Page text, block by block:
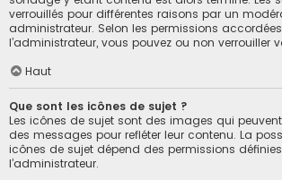
verrouillés pour différentes raisons par un
administrateur. Selon les permissions
l’administrateur, vous pouvez ou non verrouiller
Haut
Que sont les icônes de sujet ?
Les icônes de sujet sont des images qui
des messages pour refléter leur contenu. La
icônes de sujet dépend des permissions
l’administrateur.